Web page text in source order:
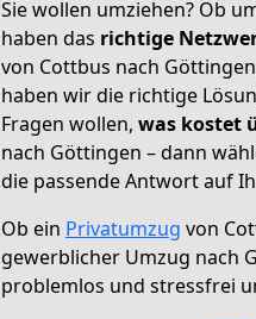
Sie wollen umziehen? Ob
haben das richtige
von Cottbus nach
haben wir die richtige
Fragen wollen, was kostet
nach Göttingen – dann
die passende Antwort auf
Ob ein Privatumzug von
gewerblicher Umzug nach
problemlos und stressfrei